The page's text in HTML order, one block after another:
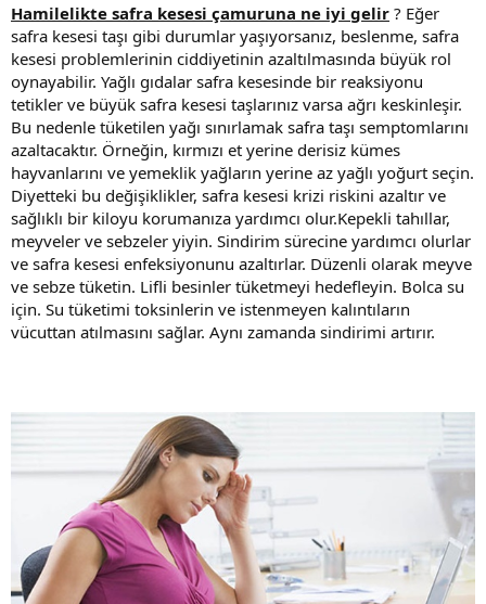
Hamilelikte safra kesesi çamuruna ne iyi gelir ? Eğer
safra kesesi taşı gibi durumlar yaşıyorsanız, beslenme, safra
kesesi problemlerinin ciddiyetinin azaltılmasında büyük rol
oynayabilir. Yağlı gıdalar safra kesesinde bir reaksiyonu
tetikler ve büyük safra kesesi taşlarınız varsa ağrı keskinleşir.
Bu nedenle tüketilen yağı sınırlamak safra taşı semptomlarını
azaltacaktır. Örneğin, kırmızı et yerine derisiz kümes
hayvanlarını ve yemeklik yağların yerine az yağlı yoğurt seçin.
Diyetteki bu değişiklikler, safra kesesi krizi riskini azaltır ve
sağlıklı bir kiloyu korumanıza yardımcı olur.Kepekli tahıllar,
meyveler ve sebzeler yiyin. Sindirim sürecine yardımcı olurlar
ve safra kesesi enfeksiyonunu azaltırlar. Düzenli olarak meyve
ve sebze tüketin. Lifli besinler tüketmeyi hedefleyin. Bolca su
için. Su tüketimi toksinlerin ve istenmeyen kalıntıların
vücuttan atılmasını sağlar. Aynı zamanda sindirimi artırır.